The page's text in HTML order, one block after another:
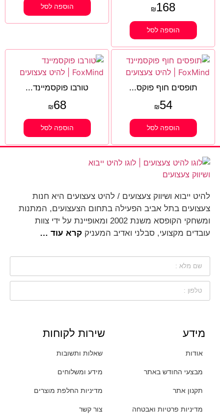
₪168
הוספה לסל
הוספה לסל
תופסים חוף פוקס...
₪54
הוספה לסל
טורבו פוקסמיינד...
₪68
הוספה לסל
להיט ייבוא ושיווק צעצועים / להיט צעצועים היא חנות
צעצועים בתל אביב הפעילה בתחום הצעצועים, המתנות
ומשחקי הקופסא משנת 2002 ומאופיינת על ידי צוות
עובדים מקצועי, סבלני ואדיב המעניק קרא עוד …
מידע
אודות
מבצעי החודש באתר
תקנון אתר
מדיניות פרטיות ואבטחה
שירות לקוחות
שאלות ותשובות
מידע ומשלוחים
מדיניות החלפת מוצרים
צור קשר